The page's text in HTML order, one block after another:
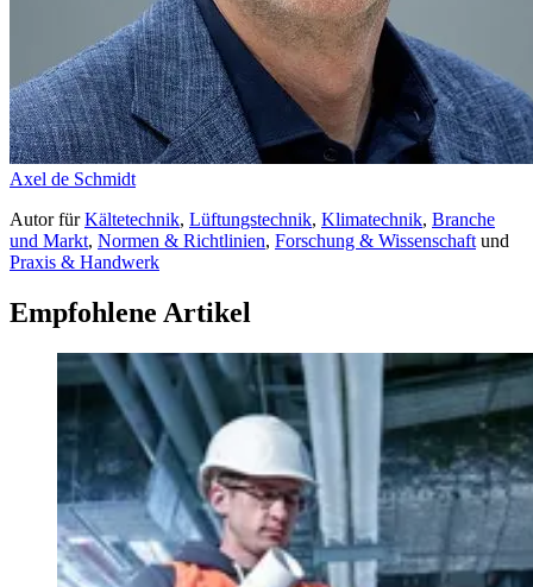
Axel de Schmidt
AutorfürKältetechnik, Lüftungstechnik, Klimatechnik, Branche
und Markt, Normen & Richtlinien, Forschung & Wissenschaft und
Praxis & Handwerk
Empfohlene Artikel